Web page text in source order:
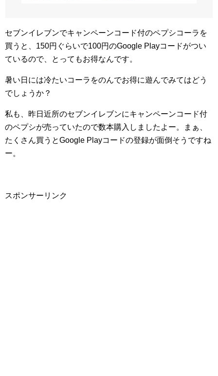
セブンイレブンでキャンペーンコード付のペプシコーラを
買うと、150円ぐらいで100円のGoogle Playコードがつい
ているので、とってもお得なんです。
暑い日には冷たいコーラをのんでお得に遊んでみてはどう
でしょうか？
私も、昨日近所のセブンイレブンにキャンペーンコード付
のペプシが売っていたので数本購入しましたよー。まぁ、
たくさん買うとGoogle Playコードの登録が面倒そうですね
ー。
スポンサーリンク